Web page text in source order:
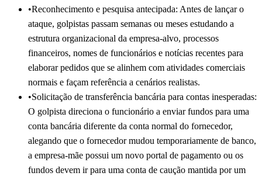
•Reconhecimento e pesquisa antecipada: Antes de lançar o
ataque, golpistas passam semanas ou meses estudando a
estrutura organizacional da empresa-alvo, processos
financeiros, nomes de funcionários e notícias recentes para
elaborar pedidos que se alinhem com atividades comerciais
normais e façam referência a cenários realistas.
•Solicitação de transferência bancária para contas inesperadas:
O golpista direciona o funcionário a enviar fundos para uma
conta bancária diferente da conta normal do fornecedor,
alegando que o fornecedor mudou temporariamente de banco,
a empresa-mãe possui um novo portal de pagamento ou os
fundos devem ir para uma conta de caução mantida por um